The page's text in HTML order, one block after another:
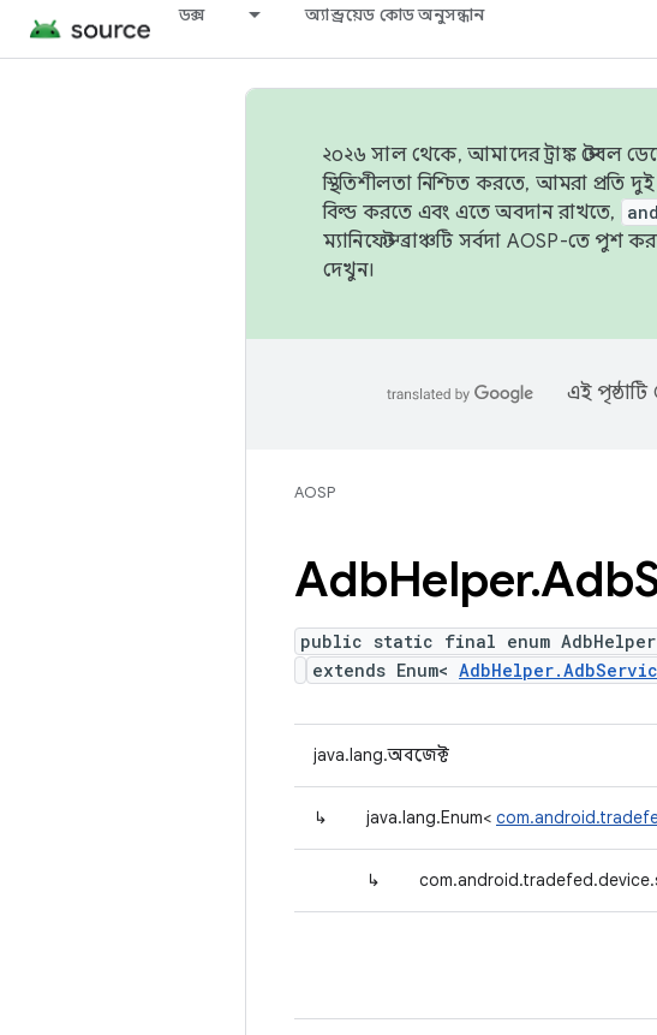
ডক্স অ্যান্ড্রয়েড কোড অনুসন্ধান
২০২৬ সাল থেকে, আমাদের ট্রাঙ্ক স্টেবল
স্থিতিশীলতা নিশ্চিত করতে, আমরা প্রতি
বিল্ড করতে এবং এতে অবদান রাখতে,
ম্যানিফেস্ট ব্রাঞ্চটি সর্বদা AOSP-তে
দেখুন।
এই পৃষ্ঠাটি
AOSP
AdbHelper.Adb
public static final enum
extends Enum<
java.lang.অবজেক্ট
↳ java.lang.Enum<
↳